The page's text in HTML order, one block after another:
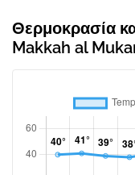
Θερμοκρασία
Makkah al